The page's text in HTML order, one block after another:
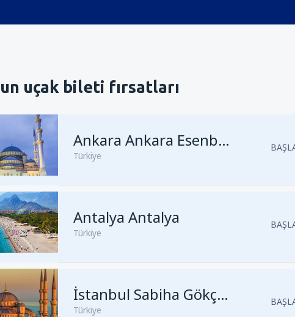
uçak bileti fırsatları
Ankara Ankara Esenboğa
Türkiye
Kalkış
KalkışAntalya, Antalya (AYT)
İstanbul, Sabiha Gökçen
Antalya Antalya
Türkiye
Kalkışİstanbul, Sabiha Gökçen
İstanbul Sabiha Gökçen
Türkiye